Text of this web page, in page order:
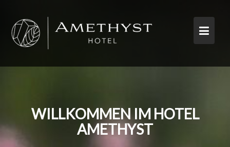
content
WILLKOMMEN IM HOTEL
AMETHYST